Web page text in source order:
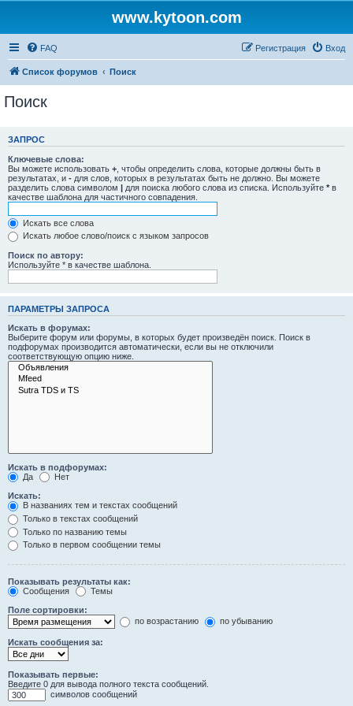
www.kytoon.com
FAQ Вход
Регистрация
Список форумов Поиск
Поиск
ЗАПРОС
Ключевые слова:
Вы можете использовать + , чтобы определить слова, которые должны быть в
результатах, и - для слов, которых в результатах быть не должно. Вы можете
разделить слова символом | для поиска любого слова из списка. Используйте * в
качестве шаблона для частичного совпадения.
Искать все слова
Искать любое слово/поиск с языком запросов
Поиск по автору:
Используйте * в качестве шаблона.
ПАРАМЕТРЫ ЗАПРОСА
Искать в форумах:
Выберите форум или форумы, в которых будет произведён поиск. Поиск в
подфорумах производится автоматически, если вы не отключили
соответствующую опцию ниже.
Искать в подфорумах:
Да
Нет
Искать:
В названиях тем и текстах сообщений
Только в текстах сообщений
Только по названию темы
Только в первом сообщении темы
Показывать результаты как:
Сообщения
Темы
Поле сортировки:
по возрастанию
по убыванию
Искать сообщения за:
Показывать первые:
Введите 0 для вывода полного текста сообщений.
символов сообщений